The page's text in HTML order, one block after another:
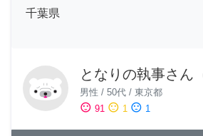
千葉県
となりの執事さん
男性 / 50代 / 東京都
sentiment_satisfied 91 sentiment_neutral 1 sentiment_dissatisfied 1